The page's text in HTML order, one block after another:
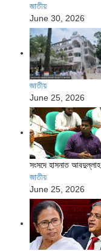
জাতীয়
June 30, 2026
জাতীয়
June 25, 2026
সংসদে হাসনাত আবদুল্লাহ
জাতীয়
June 25, 2026